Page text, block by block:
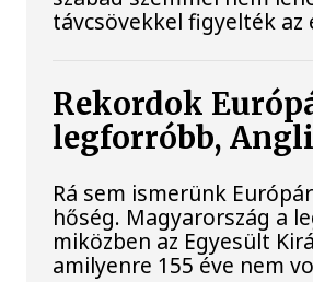
távcsövekkel figyelték az
Rekordok
legforróbb,
Rá sem ismerünk
hőség. Magyarország a
miközben az Egyesült
amilyenre 155 éve nem